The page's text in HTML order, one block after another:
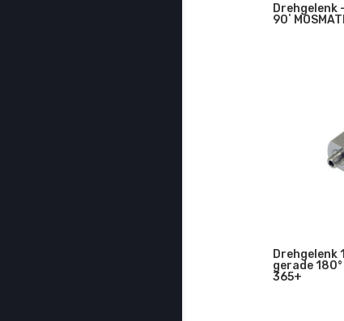
Drehgelenk
90˚
Drehgelenk
gerade
365+